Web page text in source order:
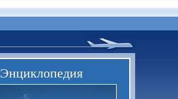
Энциклопедия